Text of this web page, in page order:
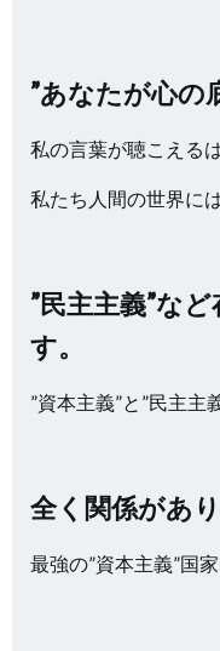
”あなたが心の
私の言葉が聴こえる
私たち人間の世界には
”民主主義”な
す。
”資本主義”と”民主主
全く関係があり
最強の”資本主義”国家